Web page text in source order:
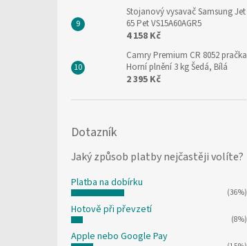
Stojanový vysavač Samsung Jet
65 Pet VS15A60AGR5
4 158 Kč
Camry Premium CR 8052 pračka
Horní plnění 3 kg Šedá, Bílá
2 395 Kč
Dotazník
Jaký způsob platby nejčastěji volíte?
Platba na dobírku
(36%)
Hotově při převzetí
(8%)
Apple nebo Google Pay